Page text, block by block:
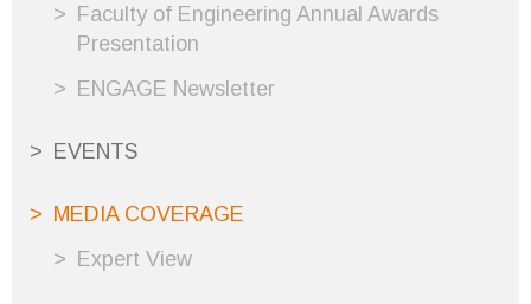
Faculty of Engineering Annual Awards
Presentation
ENGAGE Newsletter
EVENTS
MEDIA COVERAGE
Expert View